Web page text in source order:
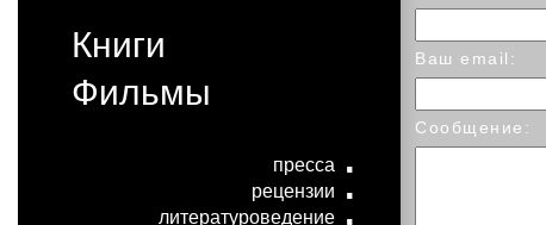
Книги
Фильмы
пресса
рецензии
литературоведение
Ваш email:
Сообщение: